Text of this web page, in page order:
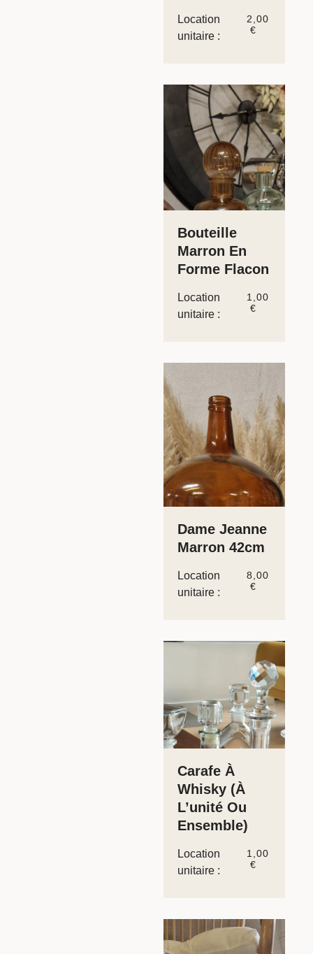
Location
unitaire :
2,00
€
Bouteille
Marron En
Forme Flacon
Location
unitaire :
1,00
€
Dame Jeanne
Marron 42cm
Location
unitaire :
8,00
€
Carafe À
Whisky (à
L’unité Ou
Ensemble)
Location
unitaire :
1,00
€